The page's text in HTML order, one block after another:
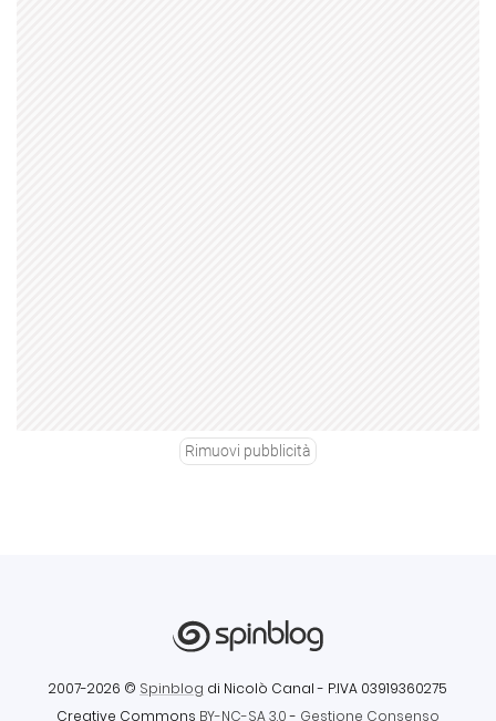
Rimuovi pubblicità
2007-2026 © Spinblog di Nicolò Canal - P.IVA 03919360275
Creative Commons BY-NC-SA 3.0- Gestione Consenso